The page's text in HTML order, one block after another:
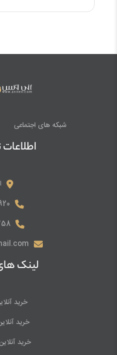
شبکه های اجتماعی
لینک
خرید
خرید
خرید